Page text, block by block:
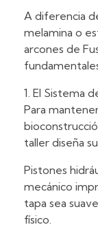
A diferencia
melamina o
arcones de
1. El Sistema
Para
taller diseña
Pistones
mecánico
tapa sea
físico.